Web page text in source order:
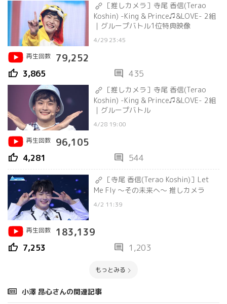
［推しカメラ］寺尾 香信(Terao
Koshin) -King & Prince♫&LOVE- 2組
｜グループバトル1位特典映像
4/29 23:45
再生回数
79,252
thumb_up 3,865 comment 435
［推しカメラ］寺尾 香信(Terao
Koshin) -King & Prince♫&LOVE- 2組
｜グループバトル
4/28 19:00
再生回数
96,105
thumb_up 4,281 comment 544
［寺尾 香信(Terao Koshin)］Let
Me Fly ～その未来へ～ 推しカメラ
4/2 11:39
再生回数 183,139
thumb_up 7,253 comment 1,203
もっとみる
小澤 昂心さんの関連記事